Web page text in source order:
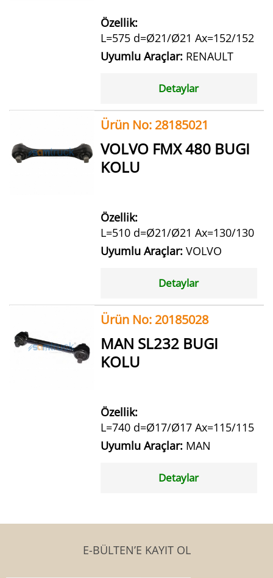
Özellik:
L=575 d=Ø21/Ø21 Ax=152/152
Uyumlu Araçlar: RENAULT
Detaylar
Ürün No: 28185021
VOLVO FMX 480 BUGI
KOLU
Özellik:
L=510 d=Ø21/Ø21 Ax=130/130
Uyumlu Araçlar: VOLVO
Detaylar
Ürün No: 20185028
MAN SL232 BUGI
KOLU
Özellik:
L=740 d=Ø17/Ø17 Ax=115/115
Uyumlu Araçlar: MAN
Detaylar
E-BÜLTEN’E KAYIT OL